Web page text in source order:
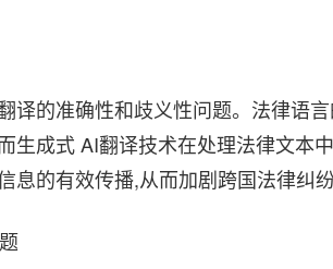
译的准确性和歧义性问题。法律语
生成式 AI翻译技术在处理法律文本
息的有效传播,从而加剧跨国法律纠纷